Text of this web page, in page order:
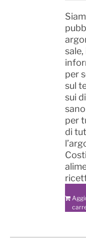
per
sul
sui
per
di